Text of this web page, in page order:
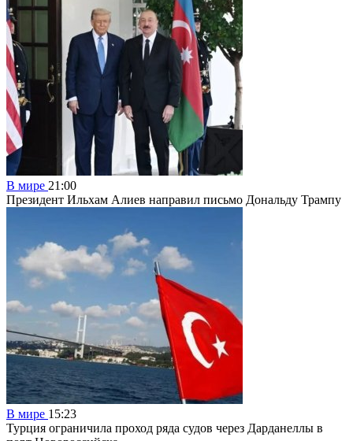
В мире 21:00
Президент Ильхам Алиев направил письмо Дональду Трампу
В мире 15:23
Турция ограничила проход ряда судов через Дарданеллы в